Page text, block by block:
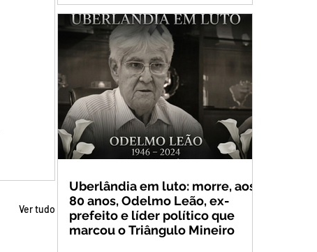
Ver tudo
Uberlândia em luto: morre, aos
80 anos, Odelmo Leão, ex-
prefeito e líder político que
marcou o Triângulo Mineiro